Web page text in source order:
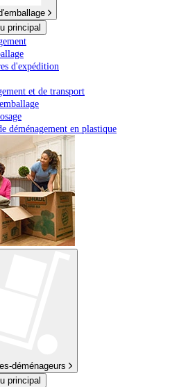
principal
d'expédition
et de transport
déménagement en plastique
déménageurs
principal